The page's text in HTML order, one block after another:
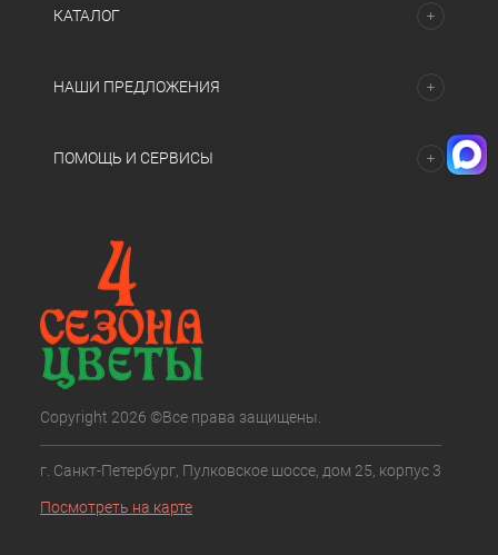
КАТАЛОГ
НАШИ ПРЕДЛОЖЕНИЯ
ПОМОЩЬ И СЕРВИСЫ
Copyright 2026 ©Все права защищены.
г. Санкт-Петербург, Пулковское шоссе, дом 25, корпус 3
Посмотреть на карте